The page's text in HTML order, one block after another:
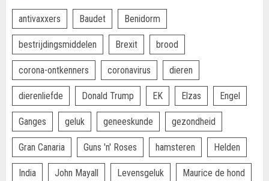
antivaxxers Baudet Benidorm
bestrijdingsmiddelen Brexit brood
corona-ontkenners coronavirus dieren
dierenliefde Donald Trump EK Elzas Engel
Ganges geluk geneeskunde gezondheid
Gran Canaria Guns 'n' Roses hamsteren Helden
India John Mayall Levensgeluk Maurice de hond